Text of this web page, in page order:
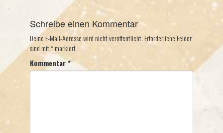
Schreibe einen Kommentar
Deine E-Mail-Adresse wird nicht veröffentlicht. Erforderliche Felder
sind mit*markiert
Kommentar*